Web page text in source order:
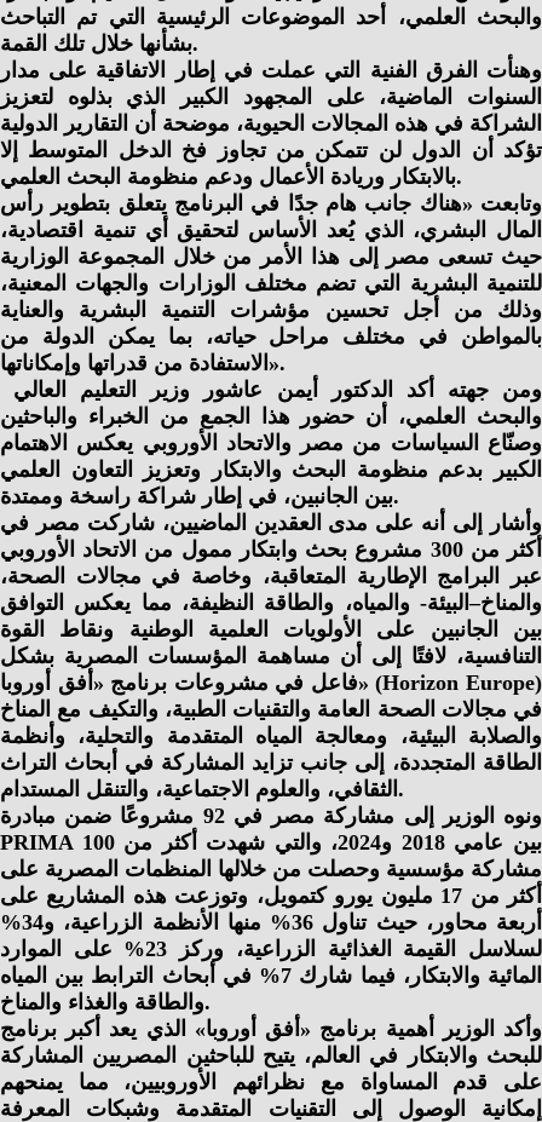
والبحث العلمي، أحد الموضوعات الرئيسية التي تم التباحث
بشأنها خلال تلك القمة.
وهنأت الفرق الفنية التي عملت في إطار الاتفاقية على مدار
السنوات الماضية، على المجهود الكبير الذي بذلوه لتعزيز
الشراكة في هذه المجالات الحيوية، موضحة أن التقارير الدولية
تؤكد أن الدول لن تتمكن من تجاوز فخ الدخل المتوسط إلا
بالابتكار وريادة الأعمال ودعم منظومة البحث العلمي.
وتابعت «هناك جانب هام جدًا في البرنامج يتعلق بتطوير رأس
المال البشري، الذي يُعد الأساس لتحقيق أي تنمية اقتصادية،
حيث تسعى مصر إلى هذا الأمر من خلال المجموعة الوزارية
للتنمية البشرية التي تضم مختلف الوزارات والجهات المعنية،
وذلك من أجل تحسين مؤشرات التنمية البشرية والعناية
بالمواطن في مختلف مراحل حياته، بما يمكن الدولة من
الاستفادة من قدراتها وإمكاناتها».
والبحث العلمي، أن حضور هذا الجمع من الخبراء والباحثين
وصنّاع السياسات من مصر والاتحاد الأوروبي يعكس الاهتمام
الكبير بدعم منظومة البحث والابتكار وتعزيز التعاون العلمي
بين الجانبين، في إطار شراكة راسخة وممتدة.
وأشار إلى أنه على مدى العقدين الماضيين، شاركت مصر في
أكثر من 300 مشروع بحث وابتكار ممول من الاتحاد الأوروبي
عبر البرامج الإطارية المتعاقبة، وخاصة في مجالات الصحة،
والمناخ–البيئة- والمياه، والطاقة النظيفة، مما يعكس التوافق
بين الجانبين على الأولويات العلمية الوطنية ونقاط القوة
التنافسية، لافتًا إلى أن مساهمة المؤسسات المصرية بشكل
فاعل في مشروعات برنامج «أفق أوروبا» (Horizon Europe)
في مجالات الصحة العامة والتقنيات الطبية، والتكيف مع المناخ
والصلابة البيئية، ومعالجة المياه المتقدمة والتحلية، وأنظمة
الطاقة المتجددة، إلى جانب تزايد المشاركة في أبحاث التراث
الثقافي، والعلوم الاجتماعية، والتنقل المستدام.
ونوه الوزير إلى مشاركة مصر في 92 مشروعًا ضمن مبادرة
PRIMA بين عامي 2018 و2024، والتي شهدت أكثر من 100
مشاركة مؤسسية وحصلت من خلالها المنظمات المصرية على
أكثر من 17 مليون يورو كتمويل، وتوزعت هذه المشاريع على
أربعة محاور، حيث تناول 36% منها الأنظمة الزراعية، و34%
لسلاسل القيمة الغذائية الزراعية، وركز 23% على الموارد
المائية والابتكار، فيما شارك 7% في أبحاث الترابط بين المياه
والطاقة والغذاء والمناخ.
وأكد الوزير أهمية برنامج «أفق أوروبا» الذي يعد أكبر برنامج
للبحث والابتكار في العالم، يتيح للباحثين المصريين المشاركة
على قدم المساواة مع نظرائهم الأوروبيين، مما يمنحهم
إمكانية الوصول إلى التقنيات المتقدمة وشبكات المعرفة